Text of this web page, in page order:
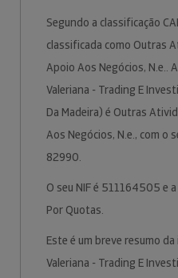
Segundo a classificação
classificada como Outras
Apoio Aos Negócios, N.e..
Valeriana - Trading E
Da Madeira) é Outras
Aos Negócios, N.e., com o
82990.
O seu NIF é 511164505 e
Por Quotas.
Este é um breve resumo
Valeriana - Trading E